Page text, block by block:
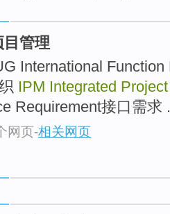
管理
International
IPM Integrated
Requirement接口需求
网页-相关网页